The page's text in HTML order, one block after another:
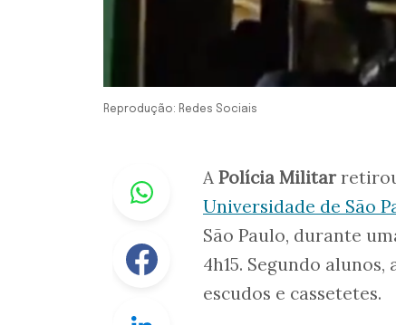
Reprodução: Redes Sociais
Whastapp
Facebook
A Polícia Militar
Universidade de São
São Paulo, durante
4h15. Segundo
escudos e cassetetes.